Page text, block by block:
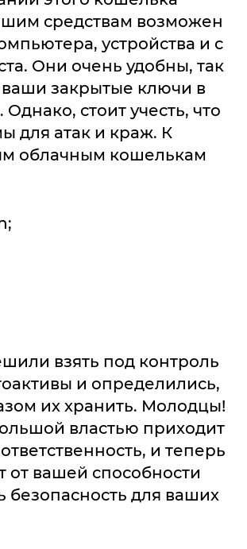
средствам возможен
устройства и с
Они очень удобны, так
ваши закрытые ключи в
стоит учесть, что
для атак и краж. К
облачным кошелькам
взять под контроль
и определились,
их хранить. Молодцы!
властью приходит
и теперь
от вашей способности
безопасность для ваших